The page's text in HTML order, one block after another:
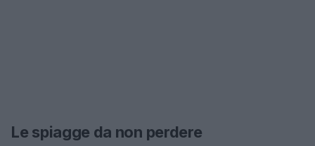
Le spiagge da non perdere